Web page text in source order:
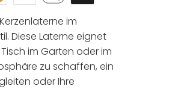
im
Diese Laterne eignet
im Garten oder im
zu schaffen, ein
oder Ihre